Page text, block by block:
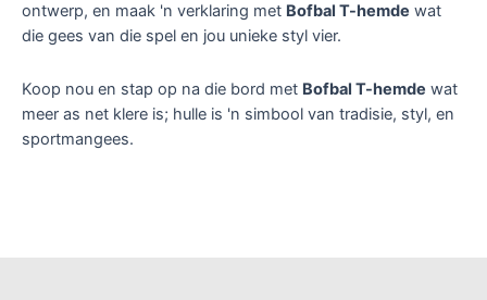
ontwerp, en maak 'n verklaring met Bofbal T-hemde wat
die gees van die spel en jou unieke styl vier.
Koop nou en stap op na die bord met Bofbal T-hemde wat
meer as net klere is; hulle is 'n simbool van tradisie, styl, en
sportmangees.